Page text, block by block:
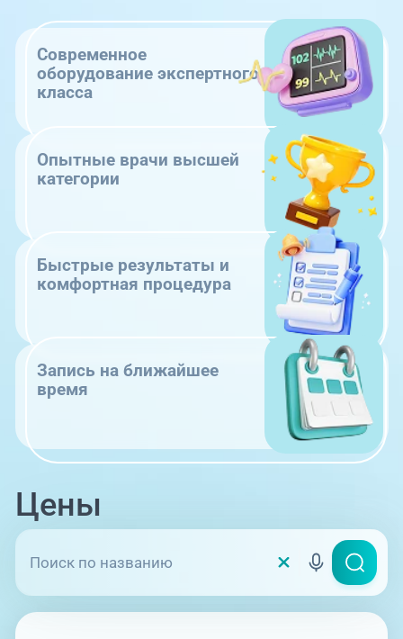
Современное
оборудование экспертного
класса
Опытные врачи высшей
категории
Быстрые результаты и
комфортная процедура
Запись на ближайшее
время
Цены